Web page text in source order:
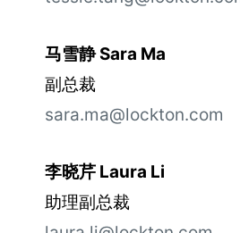
马雪静 Sara Ma
副总裁
sara.ma@lockton.com
李晓芹 Laura Li
助理副总裁